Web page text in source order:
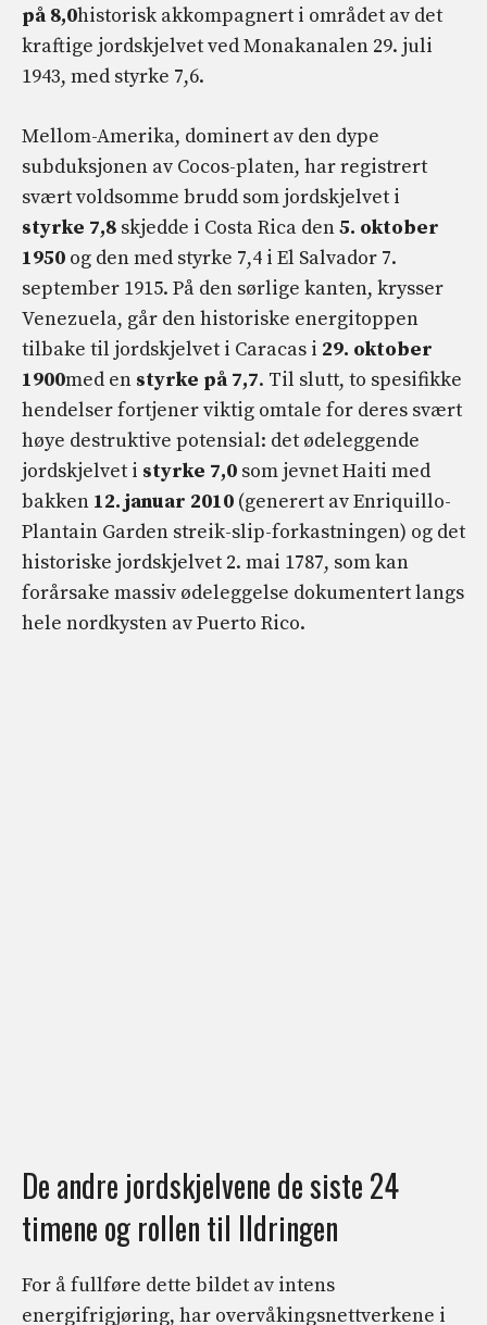
på 8,0historisk akkompagnert i området av det
kraftige jordskjelvet ved Monakanalen 29. juli
1943, med styrke 7,6.
Mellom-Amerika, dominert av den dype
subduksjonen av Cocos-platen, har registrert
svært voldsomme brudd som jordskjelvet i
styrke 7,8 skjedde i Costa Rica den5. oktober
1950 og den med styrke 7,4 i El Salvador 7.
september 1915. På den sørlige kanten, krysser
Venezuela, går den historiske energitoppen
tilbake til jordskjelvet i Caracas i 29. oktober
1900med en styrke på 7,7. Til slutt, to spesifikke
hendelser fortjener viktig omtale for deres svært
høye destruktive potensial: det ødeleggende
jordskjelvet i styrke 7,0 som jevnet Haiti med
bakken 12. januar 2010 (generert av Enriquillo-
Plantain Garden streik-slip-forkastningen) og det
historiske jordskjelvet 2. mai 1787, som kan
forårsake massiv ødeleggelse dokumentert langs
hele nordkysten av Puerto Rico.
De andre jordskjelvene de siste 24
timene og rollen til Ildringen
For å fullføre dette bildet av intens
energifrigjøring, har overvåkingsnettverkene i